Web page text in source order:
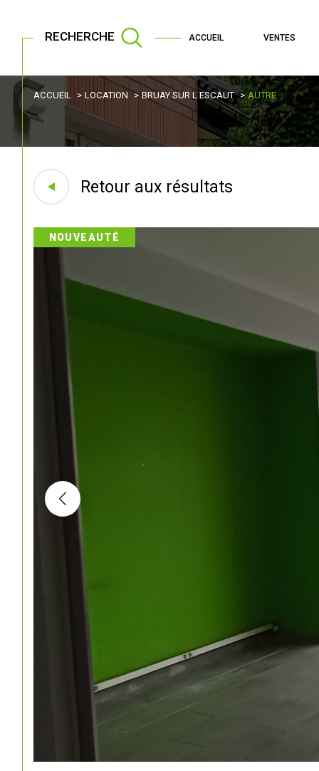
ACCUEIL VENTES
RECHERCHE
ACCUEIL LOCATION BRUAY SUR L ESCAUT AUTRE
Retour aux résultats
NOUVEAUTÉ